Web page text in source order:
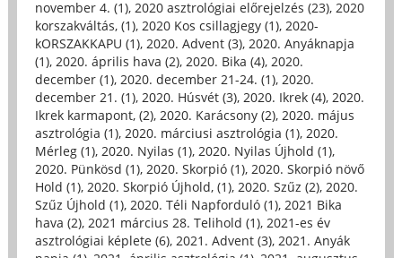
november 4. (1), 2020 asztrológiai előrejelzés (23), 2020
korszakváltás, (1), 2020 Kos csillagjegy (1), 2020-
kORSZAKKAPU (1), 2020. Advent (3), 2020. Anyáknapja
(1), 2020. április hava (2), 2020. Bika (4), 2020.
december (1), 2020. december 21-24. (1), 2020.
december 21. (1), 2020. Húsvét (3), 2020. Ikrek (4), 2020.
Ikrek karmapont, (2), 2020. Karácsony (2), 2020. május
asztrológia (1), 2020. márciusi asztrológia (1), 2020.
Mérleg (1), 2020. Nyilas (1), 2020. Nyilas Újhold (1),
2020. Pünkösd (1), 2020. Skorpió (1), 2020. Skorpió növő
Hold (1), 2020. Skorpió Újhold, (1), 2020. Szűz (2), 2020.
Szűz Újhold (1), 2020. Téli Napforduló (1), 2021 Bika
hava (2), 2021 március 28. Telihold (1), 2021-es év
asztrológiai képlete (6), 2021. Advent (3), 2021. Anyák